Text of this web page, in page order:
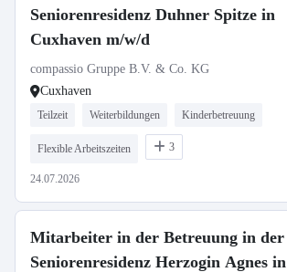
Seniorenresidenz Duhner Spitze in
Cuxhaven m/w/d
compassio Gruppe B.V. & Co. KG
Cuxhaven
Teilzeit Weiterbildungen Kinderbetreuung
Flexible Arbeitszeiten 3
24.07.2026
Mitarbeiter in der Betreuung in der
Seniorenresidenz Herzogin Agnes in